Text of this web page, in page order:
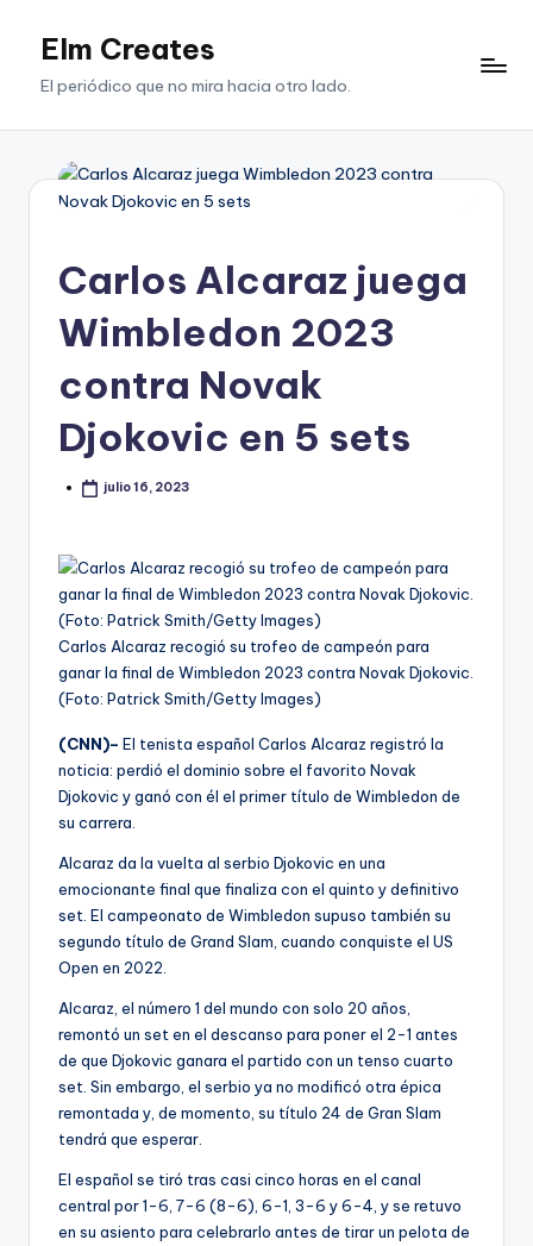
SaltarElm Creates
El periódico que no mira hacia otro lado.
Carlos Alcaraz juega
Wimbledon 2023
contra Novak
Djokovic en 5 sets
julio 16, 2023
Carlos Alcaraz recogió su trofeo de campeón para
ganar la final de Wimbledon 2023 contra Novak Djokovic.
(Foto: Patrick Smith/Getty Images)
(CNN)– El tenista español Carlos Alcaraz registró la
noticia: perdió el dominio sobre el favorito Novak
Djokovic y ganó con él el primer título de Wimbledon de
su carrera.
Alcaraz da la vuelta al serbio Djokovic en una
emocionante final que finaliza con el quinto y definitivo
set. El campeonato de Wimbledon supuso también su
segundo título de Grand Slam, cuando conquiste el US
Open en 2022.
Alcaraz, el número 1 del mundo con solo 20 años,
remontó un set en el descanso para poner el 2-1 antes
de que Djokovic ganara el partido con un tenso cuarto
set. Sin embargo, el serbio ya no modificó otra épica
remontada y, de momento, su título 24 de Gran Slam
tendrá que esperar.
El español se tiró tras casi cinco horas en el canal
central por 1-6, 7-6 (8-6), 6-1, 3-6 y 6-4, y se retuvo
en su asiento para celebrarlo antes de tirar un pelota de